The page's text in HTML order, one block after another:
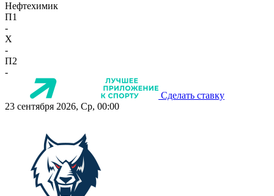
Нефтехимик
П1
-
X
-
П2
-
Сделать ставку
23 сентября 2026, Ср, 00:00